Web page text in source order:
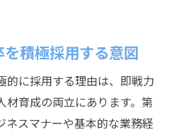
積極採用する意図
的に採用する理由は、即戦力
材育成の両立にあります。第
ネスマナーや基本的な業務経